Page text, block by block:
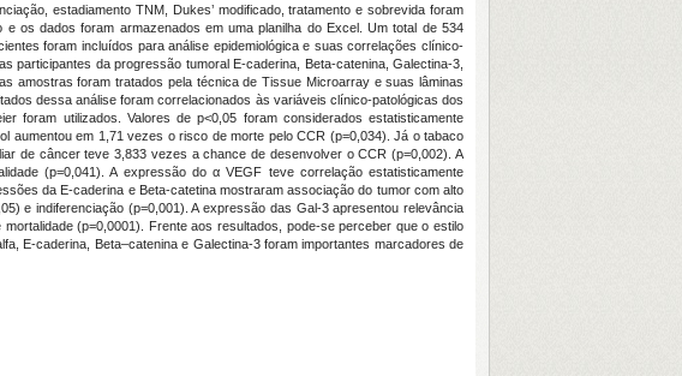
estadiamento TNM, Dukes’ modificado, tratamento e sobrevida foram
os dados foram armazenados em uma planilha do Excel. Um total de 534
foram incluídos para análise epidemiológica e suas correlações clínico-
participantes da progressão tumoral E-caderina, Beta-catenina, Galectina-3,
amostras foram tratados pela técnica de Tissue Microarray e suas lâminas
dessa análise foram correlacionados às variáveis clínico-patológicas dos
foram utilizados. Valores de p<0,05 foram considerados estatisticamente
aumentou em 1,71 vezes o risco de morte pelo CCR (p=0,034). Já o tabaco
de câncer teve 3,833 vezes a chance de desenvolver o CCR (p=0,002). A
(p=0,041). A expressão do α VEGF teve correlação estatisticamente
da E-caderina e Beta-catetina mostraram associação do tumor com alto
e indiferenciação (p=0,001). A expressão das Gal-3 apresentou relevância
(p=0,0001). Frente aos resultados, pode-se perceber que o estilo
E-caderina, Beta–catenina e Galectina-3 foram importantes marcadores de